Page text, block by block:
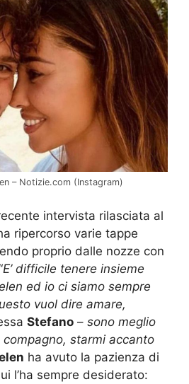
– Notizie.com (Instagram)
intervista rilasciata al
ripercorso varie tappe
proprio dalle nozze con
E’ difficile tenere insieme
ed io ci siamo sempre
vuol dire amare,
Stefano – sono meglio
starmi accanto
ha avuto la pazienza di
l’ha sempre desiderato: